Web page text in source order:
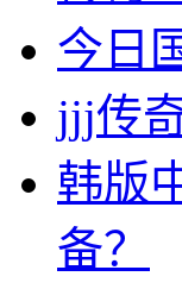
今日
jjj传
韩版
备？